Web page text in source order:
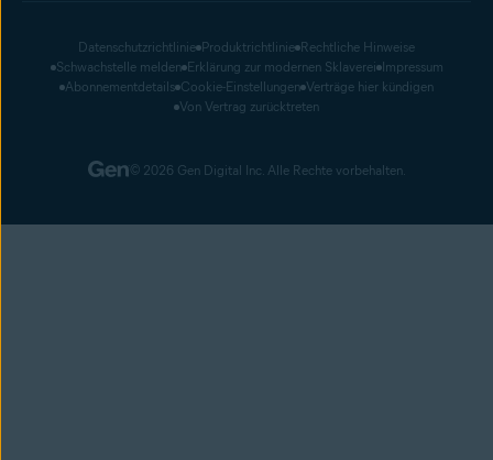
Datenschutzrichtlinie Produktrichtlinie Rechtliche Hinweise
Schwachstelle melden Erklärung zur modernen Sklaverei Impressum
Abonnementdetails Cookie-Einstellungen Verträge hier kündigen
Von Vertrag zurücktreten
© 2026 Gen Digital Inc. Alle Rechte vorbehalten.